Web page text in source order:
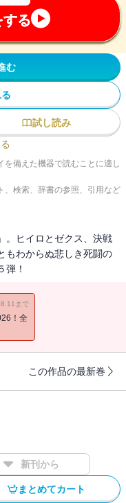
る
む
試し読み
備えた機器で読むことに適し
、検索、辞書の参照、引用など
。ヒイロとゼクス、決戦
もわからぬ悲しき死闘の
！
まで
！全
この作品の最新巻
新刊から
まとめてカート